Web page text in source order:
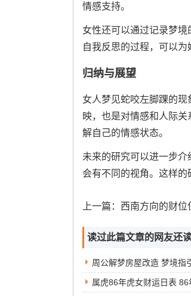
情感支持。
女性还可以通过记录梦
自我反思的过程，可以
归纳与展望
女人梦见蛇咬左脚踝的
映，也是对情感和人际
解自己的情感状态。
未来的研究可以进一步
会有不同的视角。这样的
上一篇： 西南方向的财位位置在
读过此篇文章的网友还读
周公解梦房屋改造 梦境指